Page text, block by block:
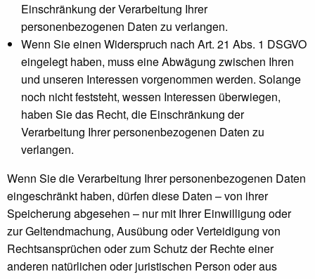
Einschränkung der Verarbeitung Ihrer
personenbezogenen Daten zu verlangen.
Wenn Sie einen Widerspruch nach Art. 21 Abs. 1 DSGVO
eingelegt haben, muss eine Abwägung zwischen Ihren
und unseren Interessen vorgenommen werden. Solange
noch nicht feststeht, wessen Interessen überwiegen,
haben Sie das Recht, die Einschränkung der
Verarbeitung Ihrer personenbezogenen Daten zu
verlangen.
Wenn Sie die Verarbeitung Ihrer personenbezogenen Daten
eingeschränkt haben, dürfen diese Daten – von ihrer
Speicherung abgesehen – nur mit Ihrer Einwilligung oder
zur Geltendmachung, Ausübung oder Verteidigung von
Rechtsansprüchen oder zum Schutz der Rechte einer
anderen natürlichen oder juristischen Person oder aus